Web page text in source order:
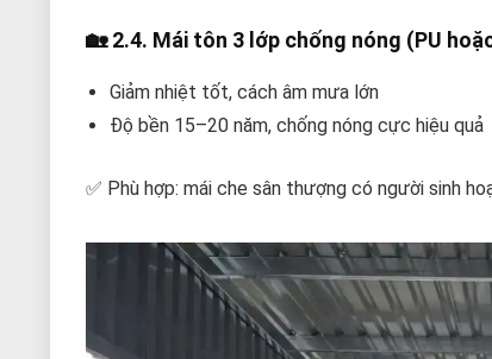
🏡2.4. Mái tôn 3 lớp chống nóng (PU
Giảm nhiệt tốt, cách âm mưa lớn
Độ bền 15–20 năm, chống nóng cực hiệu quả
✅ Phù hợp: mái che sân thượng có người sinh